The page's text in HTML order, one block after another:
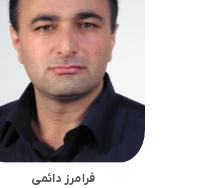
فرامرز دائمی